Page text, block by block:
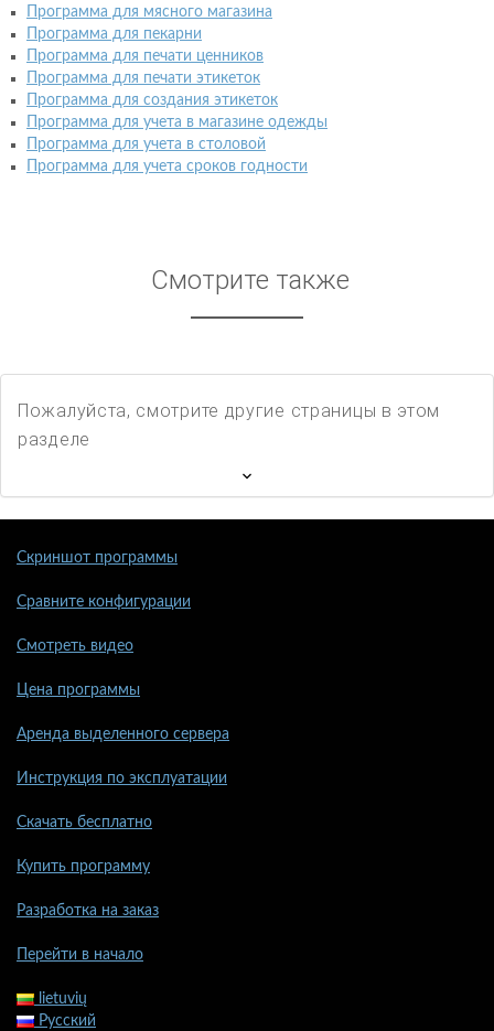
Программа для мясного магазина
Программа для пекарни
Программа для печати ценников
Программа для печати этикеток
Программа для создания этикеток
Программа для учета в магазине одежды
Программа для учета в столовой
Программа для учета сроков годности
Смотрите также
Пожалуйста, смотрите другие страницы в этом
разделе
Скриншот программы
Сравните конфигурации
Смотреть видео
Цена программы
Аренда выделенного сервера
Инструкция по эксплуатации
Скачать бесплатно
Купить программу
Разработка на заказ
Перейти в начало
lietuvių
Русский